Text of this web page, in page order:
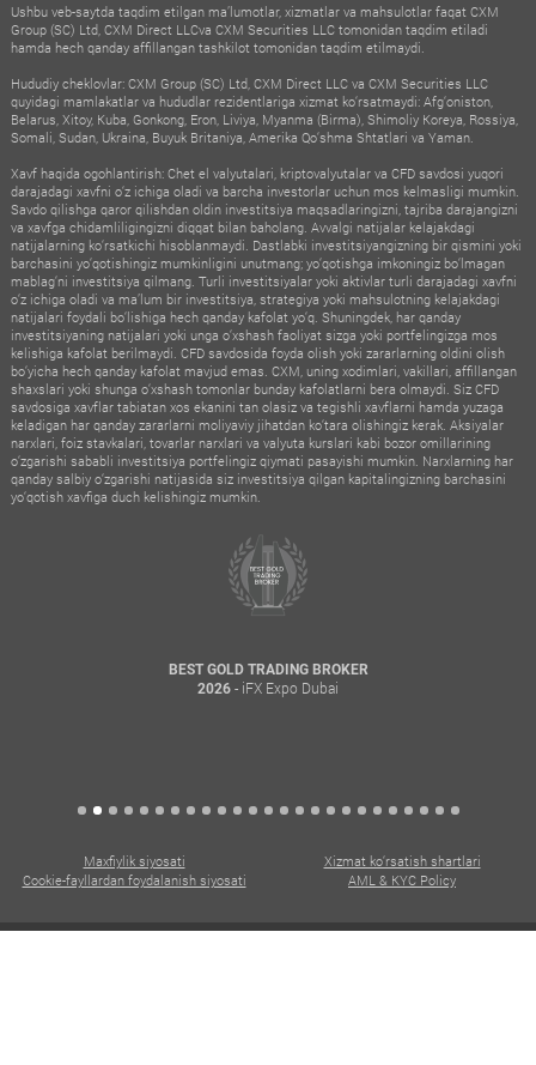
Ushbu veb-saytda taqdim etilgan ma’lumotlar, xizmatlar va mahsulotlar faqat CXM
Group (SC) Ltd, CXM Direct LLCva CXM Securities LLC tomonidan taqdim etiladi
hamda hech qanday affillangan tashkilot tomonidan taqdim etilmaydi.
Hududiy cheklovlar: CXM Group (SC) Ltd, CXM Direct LLC va CXM Securities LLC
quyidagi mamlakatlar va hududlar rezidentlariga xizmat ko‘rsatmaydi: Afg‘oniston,
Belarus, Xitoy, Kuba, Gonkong, Eron, Liviya, Myanma (Birma), Shimoliy Koreya, Rossiya,
Somali, Sudan, Ukraina, Buyuk Britaniya, Amerika Qo‘shma Shtatlari va Yaman.
Xavf haqida ogohlantirish: Chet el valyutalari, kriptovalyutalar va CFD savdosi yuqori
darajadagi xavfni o‘z ichiga oladi va barcha investorlar uchun mos kelmasligi mumkin.
Savdo qilishga qaror qilishdan oldin investitsiya maqsadlaringizni, tajriba darajangizni
va xavfga chidamliligingizni diqqat bilan baholang. Avvalgi natijalar kelajakdagi
natijalarning ko‘rsatkichi hisoblanmaydi. Dastlabki investitsiyangizning bir qismini yoki
barchasini yo‘qotishingiz mumkinligini unutmang; yo‘qotishga imkoningiz bo‘lmagan
mablag‘ni investitsiya qilmang. Turli investitsiyalar yoki aktivlar turli darajadagi xavfni
o‘z ichiga oladi va ma’lum bir investitsiya, strategiya yoki mahsulotning kelajakdagi
natijalari foydali bo‘lishiga hech qanday kafolat yo‘q. Shuningdek, har qanday
investitsiyaning natijalari yoki unga o‘xshash faoliyat sizga yoki portfelingizga mos
kelishiga kafolat berilmaydi. CFD savdosida foyda olish yoki zararlarning oldini olish
bo‘yicha hech qanday kafolat mavjud emas. CXM, uning xodimlari, vakillari, affillangan
shaxslari yoki shunga o‘xshash tomonlar bunday kafolatlarni bera olmaydi. Siz CFD
savdosiga xavflar tabiatan xos ekanini tan olasiz va tegishli xavflarni hamda yuzaga
keladigan har qanday zararlarni moliyaviy jihatdan ko‘tara olishingiz kerak. Aksiyalar
narxlari, foiz stavkalari, tovarlar narxlari va valyuta kurslari kabi bozor omillarining
o‘zgarishi sababli investitsiya portfelingiz qiymati pasayishi mumkin. Narxlarning har
qanday salbiy o‘zgarishi natijasida siz investitsiya qilgan kapitalingizning barchasini
yo‘qotish xavfiga duch kelishingiz mumkin.
BEST GOLD TRADING BROKER
2026 - iFX Expo Dubai
Maxfiylik siyosati
Xizmat ko‘rsatish shartlari
Cookie-fayllardan foydalanish siyosati
AML & KYC Policy